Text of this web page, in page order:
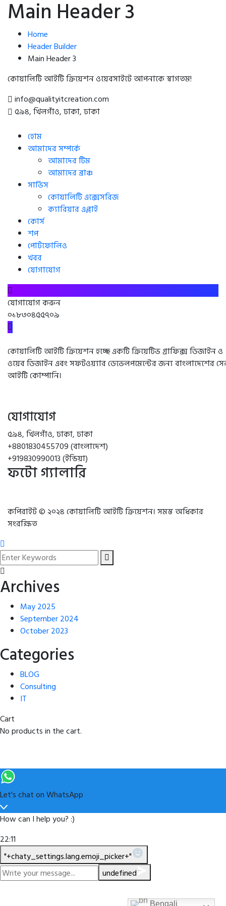
Main Header 3
Home
Header Builder
Main Header 3
কোয়ালিটি আইটি ক্রিয়েশন ওয়েবসাইটে আপনাকে স্বাগতম!
info@qualityitcreation.com
৫৯৪, খিলগাঁও, ঢাকা, ঢাকা
হোম
আমাদের সম্পর্কে
আমাদের টিম
আমাদের ব্রাঞ্চ
সার্ভিস
কোয়ালিটি এক্সেসরিজ
ক্যারিয়ার এপ্লাই
কোর্স
শপ
পোর্টফোলিও
খবর
যোগাযোগ
যোগাযোগ করুন
০১৮৩০৪৫৫৭০৯
কোয়ালিটি আইটি ক্রিয়েশন হচ্ছে একটি ক্রিয়েটিভ গ্রাফিক্স ডিজাইন ও
ওয়েব ডিজাইন এবং সফটওয়্যার ডেভেলপমেন্টের জন্য বাংলাদেশের
আইটি কোম্পানি।
যোগাযোগ
৫৯৪, খিলগাঁও, ঢাকা, ঢাকা
+8801830455709 (বাংলাদেশ)
+919830990013 (ইন্ডিয়া)
ফটো গ্যালারি
কপিরাইট © ২০২৪ কোয়ালিটি আইটি ক্রিয়েশন। সমস্ত অধিকার
সংরক্ষিত
Archives
May 2025
September 2024
October 2023
Categories
BLOG
Consulting
IT
Cart
No products in the cart.
Bengali
Let's chat on WhatsApp
How can I help you? :)
22:11
"+chaty_settings.lang.emoji_picker+"
undefined